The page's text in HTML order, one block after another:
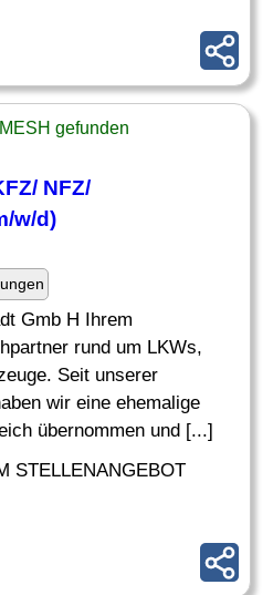
gefunden
NFZ/
w/d)
Gmb H Ihrem
rund um LKWs,
Seit unserer
wir eine ehemalige
übernommen und [...]
STELLENANGEBOT